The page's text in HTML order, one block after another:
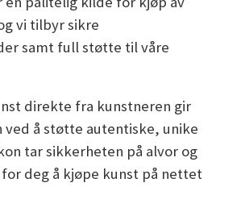
STUEvi tilbyr sikre
samt full støtte til våre
direkte fra kunstneren gir
ved å støtte autentiske, unike
tar sikkerheten på alvor og
deg å kjøpe kunst på nettet